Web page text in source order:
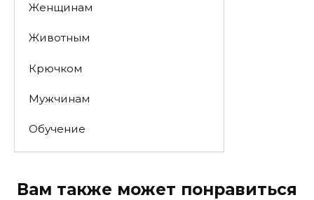
Женщинам
Животным
Крючком
Мужчинам
Обучение
Вам также может понравиться